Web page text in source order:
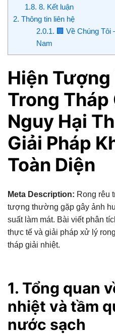
1.8. 8. Kết luận
2. Thông tin liên hệ
2.0.1. 🏢 Về Chúng Tôi
Nam
Hiện Tượng
Trong Tháp
Nguy Hại
Giải Pháp
Toàn Diện
Meta Description: Rong rêu
tượng thường gặp gây ảnh
suất làm mát. Bài viết phân
thực tế và giải pháp xử lý
tháp giải nhiệt.
1. Tổng quan
nhiệt và tầm
nước sạch